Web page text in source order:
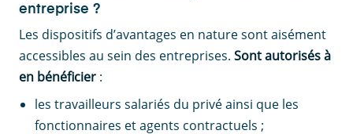
entreprise ?
Les dispositifs d’avantages en nature sont aisément
accessibles au sein des entreprises. Sont autorisés à
en bénéficier :
les travailleurs salariés du privé ainsi que les
fonctionnaires et agents contractuels ;